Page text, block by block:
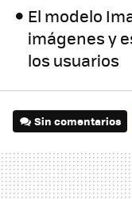
El modelo
imágenes y
los usuarios
Sin comentarios